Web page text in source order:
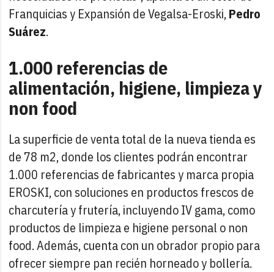
Franquicias y Expansión de Vegalsa-Eroski,Pedro
Suárez.
1.000 referencias de
alimentación, higiene, limpieza y
non food
La superficie de venta total de la nueva tienda es
de 78 m2, donde los clientes podrán encontrar
1.000 referencias de fabricantes y marca propia
EROSKI, con soluciones en productos frescos de
charcutería y frutería, incluyendo IV gama, como
productos de limpieza e higiene personal o non
food. Además, cuenta con un obrador propio para
ofrecer siempre pan recién horneado y bollería.